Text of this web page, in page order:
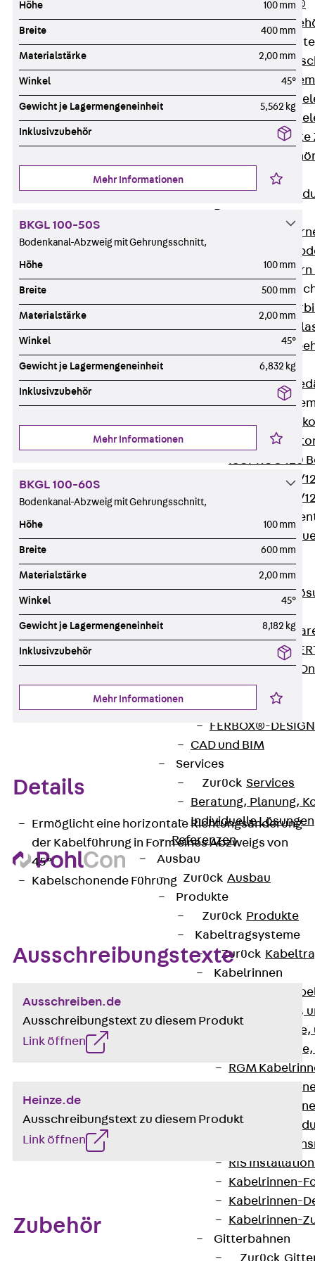
RAPIDOBAT®
Schalrohre
Zurück
Zurück
Dorne
Querkraftdorn
Zurück
Wärmedämmung
Zurück
Zurück
ISOPRO®
ISOPRO® 120
ISOPRO® 80/
ISOPRO® 80/
Zurück
ISOMUR®
Digitale Lösungen
Zurück Digitale
Software
JORDAHL®
JORDAHL® JVB
ISOCHECK
ISODESIGN
FERBOX®-
CAD und BIM
Services
Zurück Services
Beratung, Planung,
Individuelle Lösungen
Referenzen
Ausbau
Zurück Ausbau
Produkte
Zurück Produkte
Kabeltragsysteme
Zurück
Kabelrinnen
R Kabelrinne,
RS
RG
RGM
RGS
RGL
RI
RIS
Kabelrinnen-
Kabelrinnen-
Kabelrinnen-
Gitterbahnen
Zurück
Höhe 100 mm
Breite 400 mm
Materialstärke 2,00 mm
Winkel 45°
Gewicht je Lagermengeneinheit 5,562 kg
Inklusivzubehör
Mehr Informationen
BKGL 100-50S
Bodenkanal-Abzweig mit Gehrungsschnitt,
Höhe 100 mm
Breite 500 mm
Materialstärke 2,00 mm
Winkel 45°
Gewicht je Lagermengeneinheit 6,832 kg
Inklusivzubehör
Mehr Informationen
BKGL 100-60S
Bodenkanal-Abzweig mit Gehrungsschnitt,
Höhe 100 mm
Breite 600 mm
Materialstärke 2,00 mm
Winkel 45°
Gewicht je Lagermengeneinheit 8,182 kg
Inklusivzubehör
Mehr Informationen
Details
Ermöglicht eine horizontale Richtungsänderung
der Kabelführung in Form eines Abzweigs von
45°
Kabelschonende Führung
Ausschreibungstexte
Ausschreiben.de
Ausschreibungstext zu diesem Produkt
Link öffnen
Heinze.de
Ausschreibungstext zu diesem Produkt
Link öffnen
Zubehör